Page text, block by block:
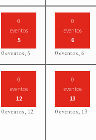
0
eventos
5
0 eventos,5
0
eventos
6
0 eventos, 6
0
eventos
12
0 eventos, 12
0
eventos
13
0 eventos, 13